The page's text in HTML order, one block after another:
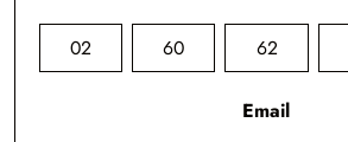
02 60 62
Email